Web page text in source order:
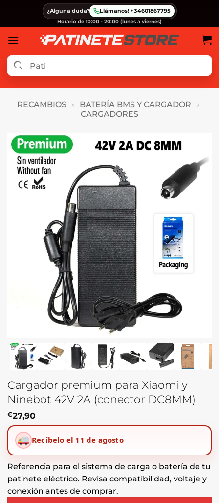
contenido
¿Alguna duda? Llámanos! +34601867795
Horario de 10:00 - 20:00 (lunes a viernes)
RECAMBIOS » BATERÍA BMS Y CARGADOR
»
CARGADORES
Cargador premium para Xiaomi y
Ninebot 42V 2A (conector DC8MM)
€27,90
Recíbelo el 11 de agosto
Referencia para el sistema de carga o batería de tu
patinete eléctrico. Revisa compatibilidad, voltaje y
conexión antes de comprar.